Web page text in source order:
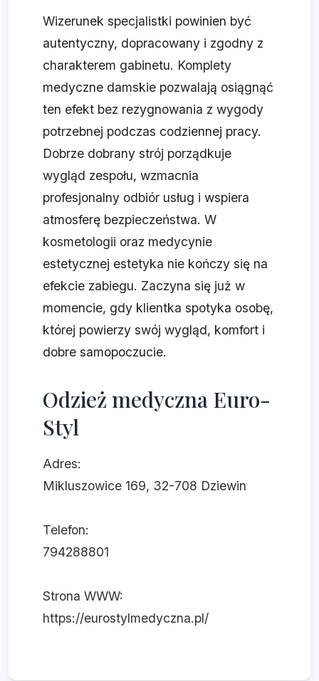
Wizerunek specjalistki powinien być
autentyczny, dopracowany i zgodny z
charakterem gabinetu. Komplety
medyczne damskie pozwalają osiągnąć
ten efekt bez rezygnowania z wygody
potrzebnej podczas codziennej pracy.
Dobrze dobrany strój porządkuje
wygląd zespołu, wzmacnia
profesjonalny odbiór usług i wspiera
atmosferę bezpieczeństwa. W
kosmetologii oraz medycynie
estetycznej estetyka nie kończy się na
efekcie zabiegu. Zaczyna się już w
momencie, gdy klientka spotyka osobę,
której powierzy swój wygląd, komfort i
dobre samopoczucie.
Odzież medyczna Euro-
Styl
Adres:
Mikluszowice 169, 32-708 Dziewin
Telefon:
794288801
Strona WWW:
https://eurostylmedyczna.pl/